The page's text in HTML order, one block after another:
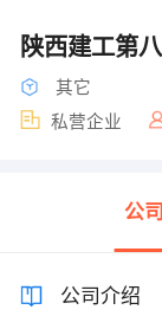
陕西建工第
其它
私营企业
公
公司介绍